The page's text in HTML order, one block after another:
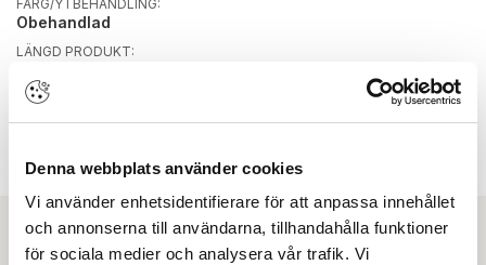
Denna webbplats använder cookies
Vi använder enhetsidentifierare för att anpassa innehållet
och annonserna till användarna, tillhandahålla funktioner
för sociala medier och analysera vår trafik. Vi
FÄRG/YTBEHANDLING:
Obehandlad
LÄNGD PRODUKT:
MAX NEDFÄLLNING:
Brand, Drag, Ljud, Rök
Ladda ner